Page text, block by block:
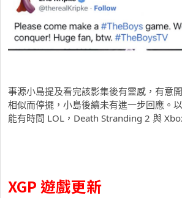
事源小島提及看完該影集後有靈感，有意
相似而停擺，小島後續未有進一步回應。
能有時間 LOL，Death Stranding 2 與
XGP 遊戲更新